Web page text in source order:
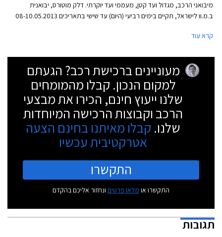
מיבואני הרכב, מגדול ועד קטן, מעממי ועד יוקרתי. דלק מוטורס, יבואנית
ב.מ.וו לישראל, תקיים בימים רביעי (היום) עד שישי בתאריכים 08-10.05.2013
בשמם.
קרא עוד
מעוניינים ברכישת רכב? הגעתם
למקום הנכון. קבלו מהמומחים
שלנו ייעוץ חינם, הכירו את מבצעי
הרכב וקבוצות הרכישה המיוחדות
שלנו. קבלו מאיתנו בחינם הצעה
אטרקטיבית עכשיו
התקשרו
התקשרו או מלאו פרטים ונחזור אליכם בהקדם
תגובות